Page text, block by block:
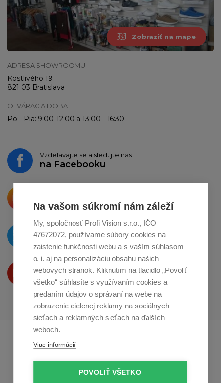
Zobraziť na mape
ADRESA SHOWROOMU
Kostlivého 19
821 03 Bratislava
OTVÁRACIA DOBA
Po - Pia: 9:00-12:00 a 13:00 - 16:30
Vzdelávajte se a sledujte nás
na Facebooku
o zdieľanie naInstagrame
O novinkách píšeme
naTwitteri
Produkty Vám predstavujeme
na Youtube
Profikuchař.cz
Na vašom súkromí nám záleží
My, spoločnosť Profi Vision s.r.o., IČO
47672072, používame súbory cookies na
zaistenie funkčnosti webu a s vaším súhlasom
o. i. aj na personalizáciu obsahu našich
webových stránok. Kliknutím na tlačidlo „Povoliť
všetko“ súhlasíte s využívaním cookies a
predaním údajov o správaní na webe na
zobrazenie cielenej reklamy na sociálnych
sieťach a reklamných sieťach na ďalších
weboch.
Viac informácií
POVOLIŤ VŠETKO